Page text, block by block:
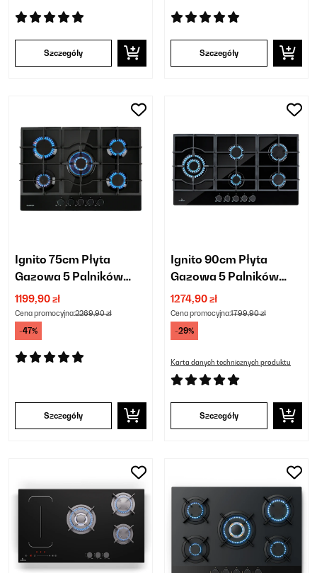
Szczegóły Szczegóły
Ignito 75cm Płyta
Gazowa 5 Palników
Czarny
1199,90 zł
Cena promocyjna:2269,90 zł
-47%
Szczegóły
Ignito 90cm Płyta
Gazowa 5 Palników
Czarny
1274,90 zł
Cena promocyjna:1799,90 zł
-29%
Karta danych technicznych produktu
Szczegóły